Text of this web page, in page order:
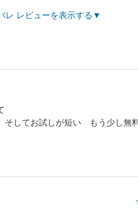
レ レビューを表示する
してお試しが短い もう少し無